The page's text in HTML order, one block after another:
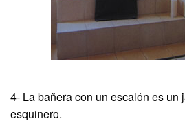
4- La bañera con un escalón es un
esquinero.